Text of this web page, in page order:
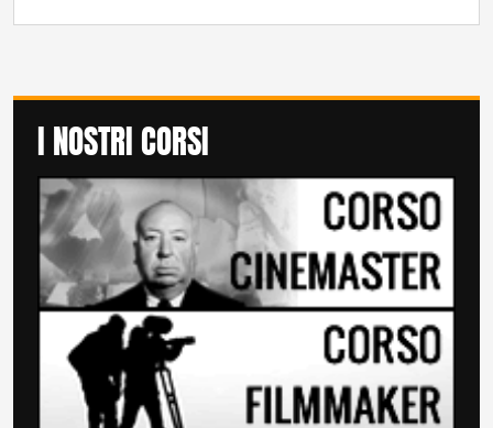
I NOSTRI CORSI